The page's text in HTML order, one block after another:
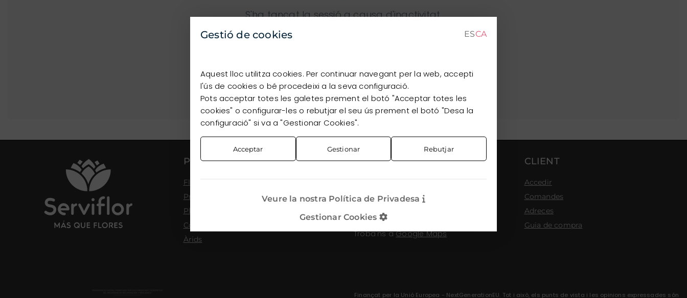
S'ha tancat la sessió a causa d'inactivitat,
inicieu la sessió de nou per començar a
Accedir Tornar
Gestió de cookies ESCA
Aquest lloc utilitza cookies. Per continuar navegant per la web, accepti
l'ús de cookies o bé procedeixi a la seva configuració.
Pots acceptar totes les galetes prement el botó "Acceptar totes les
cookies" o configurar-les o rebutjar el seu ús prement el botó "Desa la
configuració" si va a "Gestionar Cookies".
Acceptar Gestionar Rebutjar
Veure la nostra Política de Privadesa
Gestionar Cookies
PRODUCTES
Flor tallada
Preservats
Planta
Complements
Àrids
CONTACTE
08340 Vilassar de Mar Barcelona
SPAIN (+34) 937 506 481
info@serviflorvilassar.com
Troba'ns aGoogle Maps
CLIENT
Accedir
Comandes
Adreces
Guia de compra
Finançat per la Unió Europea - NextGenerationEU. Tot i això, els punts de vista i les opinions expressades són